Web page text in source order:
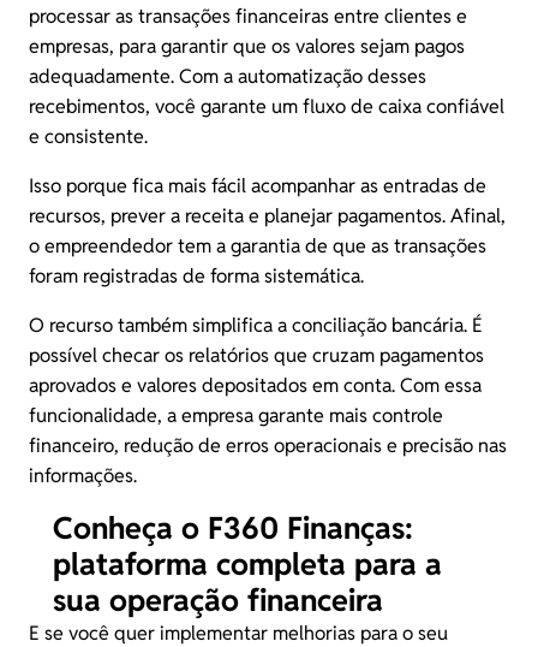
processar as transações financeiras entre clientes e
empresas, para garantir que os valores sejam pagos
adequadamente. Com a automatização desses
recebimentos, você garante umfluxo de caixaconfiável
e consistente.
Isso porque fica mais fácil acompanhar as entradas de
recursos, prever a receita e planejar pagamentos. Afinal,
o empreendedor tem a garantia de que as transações
foram registradas de forma sistemática.
O recurso também simplifica aconciliação bancária. É
possível checar os relatórios que cruzam pagamentos
aprovados e valores depositados em conta. Com essa
funcionalidade, a empresa garante mais controle
financeiro, redução de erros operacionais e precisão nas
informações.
Conheça o F360 Finanças:
plataforma completa para a
sua operação financeira
E se você quer implementar melhorias para o seu